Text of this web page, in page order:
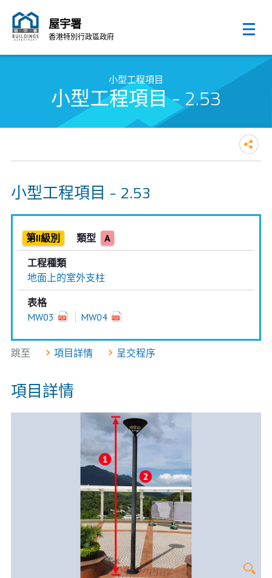
屋宇署
香港特別行政區政府
小型工程項目
小型工程項目 - 2.53
小型工程項目 - 2.53
第II級別 類型 A
工程種類
地面上的室外支柱
表格
MW03
MW04
跳至 項目詳情 呈交程序
項目詳情